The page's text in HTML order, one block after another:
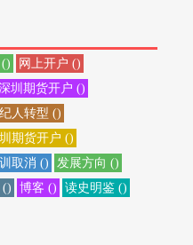
()
网上开户 ()
圳期货开户 ()
人转型 ()
期货开户 ()
取消 ()
发展方向 ()
() 博客 ()
读史明鉴 ()